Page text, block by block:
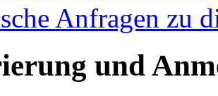
Anfragen zu
und